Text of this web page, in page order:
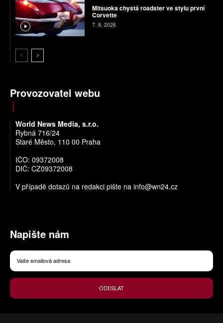
Mitsuoka chystá roadster ve stylu první
Corvette
7. 8. 2026
Provozovatel webu
World News Media, s.r.o.
Rybná 716/24
Staré Město, 110 00 Praha
IČO: 09372008
DIČ: CZ09372008
V případě dotazů na redakci pište na info@wn24.cz
Napište nám
ODESLAT